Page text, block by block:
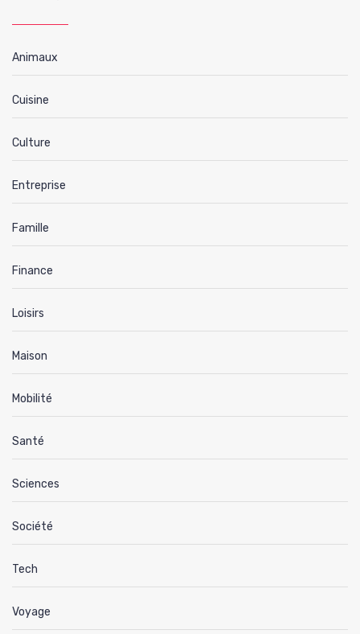
Animaux
Cuisine
Culture
Entreprise
Famille
Finance
Loisirs
Maison
Mobilité
Santé
Sciences
Société
Tech
Voyage